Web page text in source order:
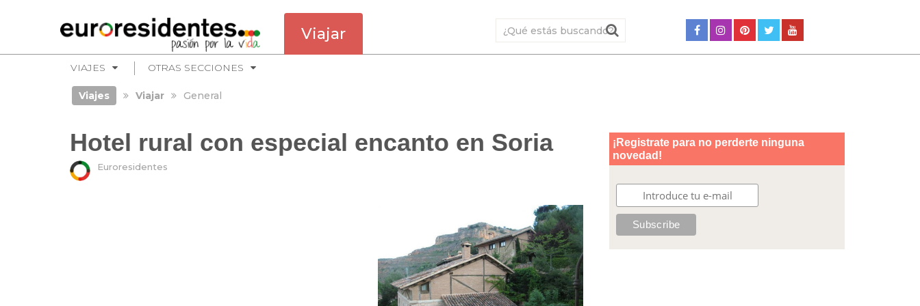
Viajar
VIAJES OTRAS SECCIONES
Viajes Viajar General
Hotel rural con especial encanto en Soria
Euroresidentes